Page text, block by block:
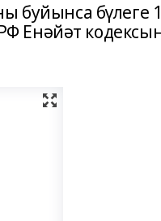
буйынса бүлеге
Енәйәт